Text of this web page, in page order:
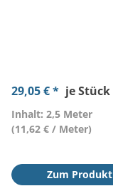
29,05 € * je Stück
Inhalt: 2,5 Meter
(11,62 € / Meter)
Zum Produkt